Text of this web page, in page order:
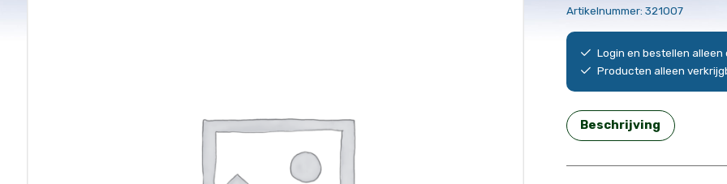
Artikelnummer: 321007
Login en bestellen
Producten alleen
Beschrijving